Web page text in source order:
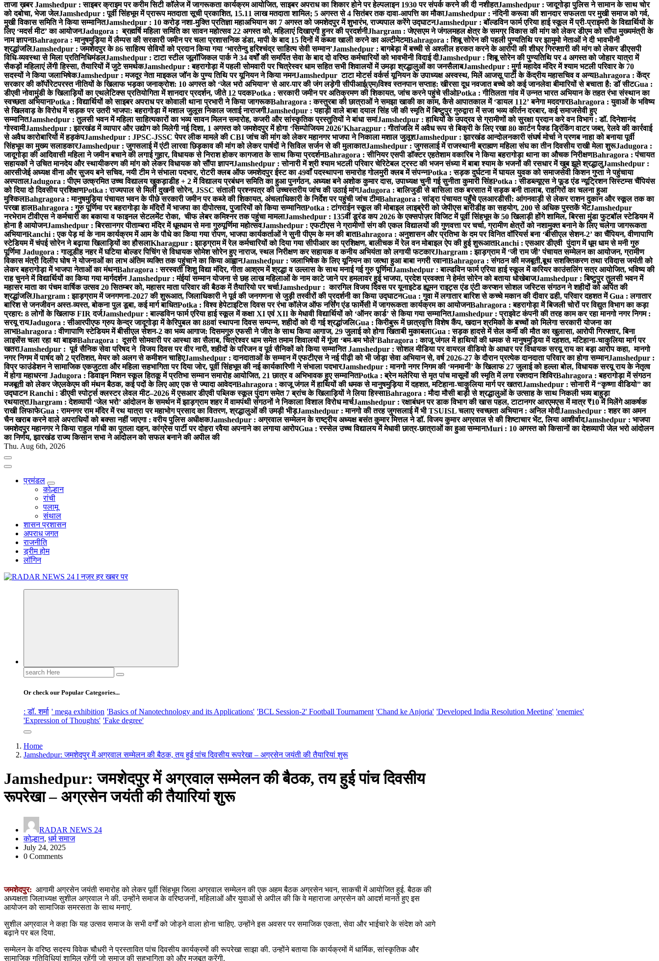
ताजा ख़बरJamshedpur : साइबर क्राइम पर करीम सिटी कॉलेज में जागरूकता कार्यक्रम आयोजित, साइबर अपराध का शिकार होने पर हेल्पलाइन 1930 पर संपर्क करने की दी नशीहतJamshedpur : जादूगोड़ा पुलिस ने सामान के साथ चोर
को दबोचा, भेजा जेलJamshedpur : पूर्वी सिंहभूम में प्रारूप मतदाता सूची प्रकाशित, 15.11 लाख मतदाता शामिल; 5 अगस्त से 4 सितंबर तक दावा-आपत्ति का मौकाJamshedpur : नंदिनी करूवा की शानदार सफलता पर मुखी समाज को गर्व,
मुखी विकास समिति ने किया सम्मानितJamshedpur : 10 करोड़ नशा-मुक्ति प्रतिज्ञा महाअभियान का 7 अगस्त को जमशेदपुर में शुभारंभ, राज्यपाल करेंगे उद्घाटनJamshedpur : बॉल्डविन फार्म एरिया हाई स्कूल में प्री-प्राइमरी के विद्यार्थियों के
लिए ‘मदर्स मीट’ का आयोजनJadugora : ब्रह्मर्षि महिला समिति का सावन महोत्सव 22 अगस्त को, महिलाएं दिखाएगी हुनर की प्रदर्शनीJhargram : जेएसएम ने जंगलमहल क्षेत्र के समग्र विकास की मांग को लेकर डीएम को सौंपा मुख्यमंत्री के
नाम ज्ञापनBahragora : मानुषमुड़िया में लैम्पस की सरकारी जमीन पर चला प्रशासनिक डंडा, मापी के बाद 15 दिनों में कब्जा खाली करने का अल्टीमेटमBahragora : शिबू सोरेन की पहली पुण्यतिथि पर झामुमो नेताओं ने दी भावभीनी
श्रद्धांजलिJamshedpur : जमशेदपुर के 86 साहित्य सेवियों को प्रदान किया गया ‘भारतेन्दु हरिश्चंद्र साहित्य सेवी सम्मान’Jamshedpur : बागबेड़ा में बच्ची से अश्लील हरकत करने के आरोपी की शीघ्र गिरफ्तारी की मांग को लेकर डीएसपी
विधि-व्यवस्था से मिला प्रतिनिधिमंडलJamshedpur : टाटा स्टील जूलॉजिकल पार्क ने 34 वर्षों की समर्पित सेवा के बाद दो वरिष्ठ कर्मचारियों को भावभीनी विदाई दीJamshedpur : शिबू सोरेन की पुण्यतिथि पर 4 अगस्त को जोहार यात्रा में
सैकड़ों महिलाएं लेंगी हिस्सा, तैयारियों में जुटे समर्थकJamshedpur : बहरागोड़ा में पहली सोमवारी पर चित्रेस्वर धाम सहित सभी शिवालयों में उमड़ा श्रद्धालुओं का जनसैलाबJamshedpur : मुर्गा महादेव मंदिर में श्याम भटली परिवार के 70
सदस्यों ने किया जलाभिषेकJamshedpur : मजदूर नेता माइकल जॉन के पुण्य तिथि पर यूनियन ने किया नमनJamshedpur टाटा मोटर्स वर्कर्स यूनियन के उपाध्यक्ष अस्वस्थ, मिलें आजसू पार्टी के केंद्रीय महासचिव व अन्यBahragora : केंद्र
सरकार की कॉर्पोरेटपरस्त नीतियों के खिलाफ भड़का जनाक्रोश: 10 अगस्त को ‘जेल भरो अभियान’ से आर-पार की जंग लड़ेगी सीपीआई(एम)विश्व स्तनपान सप्ताह: खीरसा दूध नवजात बच्चे को कई जानलेवा बीमारियों से बचाता है: डॉ सीटGua :
डीएवी नोवामुंडी के खिलाड़ियों का एथलेटिक्स प्रतियोगिता में शानदार प्रदर्शन, जीते 12 पदकPotka : सरकारी जमीन पर अतिक्रमण की शिकायत, जांच करने पहुंचे सीओPotka : गीतिलता गांव में उन्नत भारत अभियान के तहत रंभा संस्थान का
स्वच्छता अभियानPotka : विद्यार्थियों को साइबर अपराध पर कोवाली थाना प्रभारी ने किया जागरूकBahragora : कस्तुरबा की छात्राओं ने समझा खाकी का काम, कैसे आपातकाल में ‘डायल 112’ बनेगा मददगारBahragora : युवाओं के भविष्य
से खिलवाड़ के विरोध में सड़क पर उतरी भाजपा: बहरागोड़ा में मशाल जुलूस निकाल जताई नाराजगीJamshedpur : पहाड़ी वाले बाबा दयाल सिंह जी की स्मृति में बिष्टुपुर गुरुद्वारा में सजा भव्य कीर्तन दरबार, कई समाजसेवी हुए
सम्मानितJamshedpur : तुलसी भवन में महिला साहित्यकारों का भव्य सावन मिलन समारोह, कजरी और सांस्कृतिक प्रस्तुतियों ने बांधा समांJamshedpur : हाथियों के उपद्रव से ग्रामीणों को सुरक्षा प्रदान करे वन विभाग : डॉ. दिनेशानंद
गोस्वामीJamshedpur : झारखंड में व्यापार और उद्योग को मिलेगी नई दिशा, 1 अगस्त को जमशेदपुर में होगा ‘सिम्पोजियम 2026’Kharagpur : गीतांजलि में अवैध रूप से बिक्री के लिए रखा 80 कार्टन पैक्ड ड्रिंकिंग वाटर जब्त, रेलवे की कार्रवाई
से अवैध कारोबारियों में हड़कंपJamshedpur : JPSC-JSSC पेपर लीक मामले की CBI जांच की मांग को लेकर महानगर भाजपा ने निकाला मशाल जुलूशJamshedpur : झारखंड आन्दोलनकारी संघर्ष मोर्चा ने प्रणब नाहा को बनाया पूर्वी
सिंहभूम का मुख्य सलाहकारJamshedpur : जुगसलाई में एंटी लारवा छिड़काव की मांग को लेकर पार्षदों ने सिविल सर्जन से की मुलाकातJamshedpur : जुगसलाई में राजस्थानी ब्राह्मण महिला संघ का तीन दिवसीय राखी मेला शुरूJadugora :
जादूगोड़ा की आदिवासी महिला ने जमीन बचाने की लगाई गुहार, विधायक से निराश होकर कागजात के साथ किया प्रदर्शनBahragora : सीनियर एसपी डॉक्टर एहतेशाम वकारिब ने किया बहरागोड़ा थाना का औचक निरीक्षणBahragora : पंचायत
सहायकों ने उचित मानदेय और स्थायीकरण की मांग को लेकर विधायक को सौंपा ज्ञापनJamshedpur : सोनारी में श्री श्याम भटली परिवार चेरिटेबल ट्रस्ट की भजन संध्या में बाबा श्याम के भजनों की रसधार में खुब झूमे श्रद्धालुJamshedpur :
आरसीजेई अध्यक्ष वीना और सुजय बने सचिव, नयी टीम ने संभाला पदभार, रोटरी क्लब ऑफ जमशेदपुर ईस्ट का 49वाँ पदस्थापना समारोह गोलमुरी क्लब में संपन्नPotka : सड़क दुर्घटना में घायल युवक को समाजसेवी किशन गुप्ता ने पहुंचाया
अस्पतालJadugora : पीएम उत्क्रमित उच्च विद्यालय खुकड़ाडीह + 2 में विद्यालय प्रबंधन समिति का हुआ पुनर्गठन, अध्यक्ष बने अशोक कुमार दास, उपाध्यक्ष चुनी गई सुनीता कुमारी सिंहPotka : सीडब्ल्यूएस ने फूड एंड न्यूट्रिशन सिस्टम्स चैंपियंस
को दिया दो दिवसीय प्रशिक्षणPotka : राज्यपाल से मिलीं दुखनी सोरेन, JSSC संताली प्रश्नपत्र की उच्चस्तरीय जांच की उठाई मांगJadugora : बालिजुडी से बासिला तक बरसात में सड़क बनी तालाब, राहगिरों का चलना हुआ
मुश्किलBahgragora : मानुषमुड़िया पंचायत भवन के पीछे सरकारी जमीन पर कब्जे की शिकायत, अंचलाधिकारी के निर्देश पर पहुंची जांच टीमBahragora : सांड्रा पंचायत पहुँचे एलआरडीसी: आंगनवाड़ी से लेकर राशन दुकान और स्कूल तक का
परखा हालBahragora : गुरु पूर्णिमा पर बहरागोड़ा के मंदिरों में भाजपा का दीपोत्सव, पुजारियों को किया सम्मानितPotka : टांगराईन स्कूल की मोबाइल लाइब्रेरी को जेपीएस बारीडीह का सहयोग, 200 से अधिक पुस्तकें भेंटJamshedpur
नरभेराम टीवीएस ने कर्मचारी का बकाया व फाइनल सेटलमेंट रोका, चीफ लेबर कमिश्नर तक पहुंचा मामलाJamshedpur : 135वीं डूरंड कप 2026 के एक्सपोज़र विजिट में पूर्वी सिंहभूम के 50 खिलाड़ी होंगे शामिल, बिरसा मुंडा फुटबॉल स्टेडियम में
होना है आयोजनJamshedpur : बिरसानगर पीताम्बरा मंदिर में धूमधाम से मना गुरुपूर्णिमा महोत्सवJamshedpur : एफटीएस ने ग्रामीणों संग की एकल विद्यालयों की गुणवत्ता पर चर्चा, ग्रामीण क्षेत्रों को नशामुक्त बनाने के लिए चलेगा जागरूकता
अभियानRanchi : एक पेड़ मां के नाम कार्यक्रम में आम के पौधे का किया गया रोपण, भाजपा कार्यकर्ताओं ने सुनी पीएम के मन की बातBahragora : अनुशासन और प्रतिभा के दम पर विनित वॉरियर्स बना ‘बीसीएल सेशन-2’ का चैंपियन, वीणापाणि
स्टेडियम में चंपई सोरेन ने बढ़ाया खिलाड़ियों का हौसलाKharagpur : झाड़ग्राम में रेल कर्मचारियों को दिया गया सीपीआर का प्रशिक्षण, बालीचक में रेल वन मोबाइल ऐप की हुई शुरूआतRanchi : एसआर डीएवी पुंदाग में धूम धाम से मनी गुरु
पूर्णिमाJadugora : गालूडीह नहर में घटिया बोल्डर पिचिंग से विधायक सोमेश सोरेन हुए नाराज, स्थल निरीक्षण कर सहायक व कनीय अभियंता को लगायी फटकारJhargram : झाड़ग्राम में ‘जी राम जी’ पंचायत सम्मेलन का आयोजन, ग्रामीण
विकास मंत्री दिलीप घोष ने योजनाओं का लाभ अंतिम व्यक्ति तक पहुंचाने का किया आह्वानJamshedpur : जलाभिषेक के लिए यूनियन का जत्था हुआ बाबा नगरी रवानाBahragora : संगठन की मजबूती,बूथ सशक्तिकरण तथा रविदास जयंती को
लेकर बहरागोड़ा में भाजपा नेताओं का मंथनBahragora : सरस्वती शिशु विद्या मंदिर, गीता आश्रम में श्रद्धा व उल्लास के साथ मनाई गई गुरु पूर्णिमाJamshedpur : बाल्डविन फार्म एरिया हाई स्कूल में करियर काउंसलिंग सत्र आयोजित, भविष्य की
राह चुनने में विद्यार्थियों का किया गया मार्गदर्शनJamshedpur : मंईयां सम्मान योजना से छह लाख महिलाओं के नाम काटे जाने पर हमलावर हुई भाजपा, प्रदेश प्रवक्ता ने हेमंत सोरेन को बताया धोखेबाजJamshedpur : बिष्टुपुर तुलसी भवन में
महासर माता का पंचम वार्षिक उत्सव 20 सितम्बर को, महासर माता परिवार की बैठक में तैयारियो पर चर्चाJamshedpur : कारगिल विजय दिवस पर यूनाइटेड ह्यूमन राइट्स एंड एंटी करप्शन सोशल जस्टिस संगठन ने शहीदों को अर्पित की
श्रद्धांजलिJhargram : झाड़ग्राम में जनगणना-2027 की शुरूआत, जिलाधिकारी ने पूर्व की जनगणना से जुड़ी तस्वीरों की प्रदर्शनी का किया उद्घाटनGua : गुवा में लगातार बारिश से कच्चे मकान की दीवार ढही, परिवार दहशत मेंGua : लगातार
बारिश से जनजीवन अस्त-व्यस्त, बोकना पुल डूबा, कई मार्ग बाधितPotka : विश्व हेपेटाइटिस दिवस पर रंभा कॉलेज ऑफ नर्सिंग एंड फार्मेसी में जागरूकता कार्यक्रम का आयोजनBahragora : बहरागोड़ा में बिजली चोरों पर विद्युत विभाग का कड़ा
प्रहार: 8 लोगों के खिलाफ FIR दर्जJamshedpur : बाल्डविन फार्म एरिया हाई स्कूल में कक्षा XI एवं XII के मेधावी विद्यार्थियों को ‘ऑनर कार्ड’ से किया गया सम्मानितJamshedpur : प्राइवेट कंपनी की तरह काम कर रहा मानगो नगर निगम :
सरयू रायJadugora : सीआरपीएफ ग्रुप केन्द्र जादूगोड़ा में केरिपुबल का 88वां स्थापना दिवस सम्पन्न, शहीदों को दी गई श्रद्धांजलिGua : किरीबुरू में छात्रवृत्ति विशेष कैंप, खदान श्रमिकों के बच्चों को मिलेगा सरकारी योजना का
लाभBahragora : वीणापाणि स्टेडियम में बीसीएल सेशन-2 का भव्य आगाज: दिसमगुरु एफसी ने जीत के साथ किया आगाज, 29 जुलाई को होगा खिताबी मुकाबलाGua : सड़क हादसे में सेल कर्मी की मौत का खुलासा, आरोपी गिरफ्तार, बिना
लाइसेंस चला रहा था बाइकBahragora : दूसरी सोमवारी पर आस्था का सैलाब, चित्रेश्वर धाम समेत तमाम शिवालयों में गूंजा ‘बम-बम भोले’Bahragora : काजू जंगल में हाथियों की धमक से मानुषमुड़िया में दहशत, मटिहाना-चाकुलिया मार्ग पर
खतराJamshedpur : पूर्व सैनिक सेवा परिषद ने विजय दिवस पर वीर नारी, शहीदों के परिजन व पूर्व सैनिकों को किया सम्मानितJamshedpur : सोशल मीडिया पर वायरल वीडियो के आधार पर विधायक सरयू राय का बड़ा आरोप कहा, मानगो
नगर निगम में पार्षद को 2 प्रतिशत, मेयर को अलग से कमीशन चाहिएJamshedpur : दानदाताओं के सम्मान में एफटीएस ने नई पीढ़ी को भी जोड़ा सेवा अभियान से, वर्ष 2026-27 के दौरान प्रत्येक दानदाता परिवार का होगा सम्मानJamshedpur :
विप्र फाउंडेशन ने सामाजिक एकजुटता और महिला सहभागिता पर दिया जोर, पूर्वी सिंहभूम की नई कार्यकारिणी ने संभाला पदभारJamshedpur : मानगो नगर निगम की ‘मनमानी’ के खिलाफ 27 जुलाई को हल्ला बोल, विधायक सरयू राय के नेतृत्व
में होगा महाधरनाJadugora : डिवाइन मिशन स्कूल हितकू में प्रतिभा सम्मान समारोह आयोजित, 21 छात्र व अभिभावक हुए सम्मानितPotka : ब्रेन मलेरिया से मृत पांच मासूमों की स्मृति में लगा रक्तदान शिविरBahragora : बहरागोड़ा में संगठन
मजबूती को लेकर जेएलकेएम की मंथन बैठक, कई पदों के लिए आए एक से ज्यादा आवेदनBahragora : काजू जंगल में हाथियों की धमक से मानुषमुड़िया में दहशत, मटिहाना-चाकुलिया मार्ग पर खतराJamshedpur : सोनारी में “कृष्णा वीडियो” का
उद्घाटनRanchi : डीएवी स्पोर्ट्स क्लस्टर लेवल मीट–2026 में एसआर डीएवी पब्लिक स्कूल पुंदाग समेत 7 ब्रांच के खिलाड़ियों ने लिया हिस्साBahragora : मौदा मौसी बाड़ी से श्रद्धालुओं के उत्साह के साथ निकली भव्य बाहुड़ा
रथयात्राJhargram : देशव्यापी ‘जेल भरो’ आंदोलन के समर्थन में झाड़ग्राम शहर में वामपंथी संगठनों ने निकाला विशाल विरोध मार्चJamshedpur : रक्षाबंधन पर डाक विभाग की खास पहल, टाटानगर आरएमएस में मात्र ₹10 में मिलेंगे आकर्षक
राखी लिफाफेGua : रामनगर राम मंदिर में रथ यात्रा पर महाभोग प्रसाद का वितरण, श्रद्धालुओं की उमड़ी भीड़Jamshedpur : मानगो की तरह जुगसलाई में भी TSUISL चलाए स्वच्छता अभियान : अनिल मोदीJamshedpur : शहर का अमन
चैन खराब करने वाले अपराधियों को बक्सा नहीं जाएगा : वरीय पुलिस अधीक्षकJamshedpur : अग्रवाल सम्मेलन के राष्ट्रीय अध्यक्ष बसंत कुमार मित्तल ने डॉ. विजय कुमार अग्रवाल से की शिष्टाचार भेंट, लिया आशीर्वादJamshedpur : भाजपा
जमशेदपुर महानगर ने किया राहुल गांधी का पुतला दहन, कांग्रेस पार्टी पर दोहरा रवैया अपनाने का लगाया आरोपGua : रस्सेल उच्च विद्यालय में मेधावी छात्र-छात्राओं का हुआ सम्मानMuri : 10 अगस्त को किसानों का देशव्यापी जेल भरो आंदोलन
का निर्णय, झारखंड राज्य किसान सभा ने आंदोलन को सफल बनाने की अपील की
Thu. Aug 6th, 2026
प्रमंडल
कोल्हान
रांची
पलामू
संथाल
शासन प्रशासन
अपराध जगत
राजनीति
ड्रीम होम
लॉगिन
Search
for:
Or check our Popular Categories...
: डॉ. शर्मा ' mega exhibition 'Basics of Nanotechnology and its Applications' 'BCL Session-2' Football Tournament 'Chand ke Anjoria' 'Developed India Resolution Meeting' 'enemies'
'Expression of Thoughts' 'Fake degree'
Home
Jamshedpur: जमशेदपुर में अग्रवाल सम्मेलन की बैठक, तय हुई पांच दिवसीय रूपरेखा – अग्रसेन जयंती की तैयारियां शुरू
Jamshedpur: जमशेदपुर में अग्रवाल सम्मेलन की बैठक, तय हुई पांच दिवसीय
रूपरेखा – अग्रसेन जयंती की तैयारियां शुरू
RADAR NEWS 24
कोल्हान, धर्म समाज
July 24, 2025
0 Comments
जमशेदपुर: आगामी अग्रसेन जयंती समारोह को लेकर पूर्वी सिंहभूम जिला अग्रवाल सम्मेलन की एक अहम बैठक अग्रसेन भवन, साकची में आयोजित हुई. बैठक की
अध्यक्षता जिलाध्यक्ष सुशील अग्रवाल ने की. उन्होंने समाज के वरिष्ठजनों, महिलाओं और युवाओं से अपील की कि वे महाराजा अग्रसेन को आदर्श मानते हुए इस
आयोजन को सामाजिक समरसता के साथ मनाएं.
सुशील अग्रवाल ने कहा कि यह उत्सव समाज के सभी वर्गों को जोड़ने वाला होना चाहिए. उन्होंने इस अवसर पर समाजिक एकता, सेवा और भाईचारे के संदेश को आगे
बढ़ाने पर बल दिया.
सम्मेलन के वरिष्ठ सदस्य विवेक चौधरी ने प्रस्तावित पांच दिवसीय कार्यक्रमों की रूपरेखा साझा की. उन्होंने बताया कि कार्यक्रमों में धार्मिक, सांस्कृतिक और
सामाजिक गतिविधियां शामिल रहेंगी जो समाज की सहभागिता को और मजबूत करेंगी.